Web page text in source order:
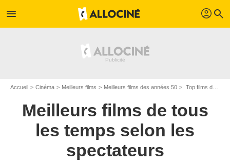
menu profil search
Accueil Cinéma Meilleurs films Meilleurs films des années 50 Top films de 1955
Meilleurs films de tous
les temps selon les
spectateurs